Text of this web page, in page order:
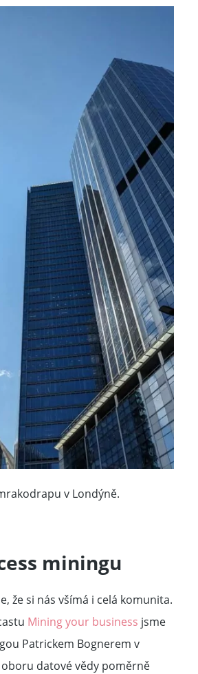
v Londýně.
miningu
že si nás všímá i celá komunita.
Mining your business jsme
Patrickem Bognerem v
datové vědy poměrně